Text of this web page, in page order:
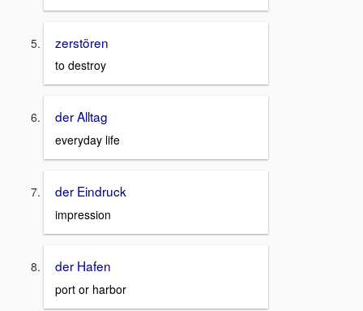
zerstören
to destroy
der Alltag
everyday life
der Eindruck
impression
der Hafen
port or harbor